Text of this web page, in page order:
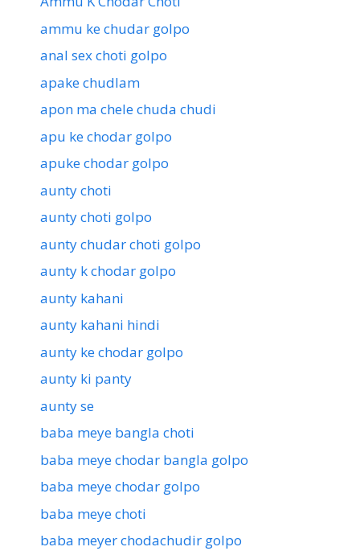
ammu ke chudar golpo
anal sex choti golpo
apake chudlam
apon ma chele chuda chudi
apu ke chodar golpo
apuke chodar golpo
aunty choti
aunty choti golpo
aunty chudar choti golpo
aunty k chodar golpo
aunty kahani
aunty kahani hindi
aunty ke chodar golpo
aunty ki panty
aunty se
baba meye bangla choti
baba meye chodar bangla golpo
baba meye chodar golpo
baba meye choti
baba meyer chodachudir golpo